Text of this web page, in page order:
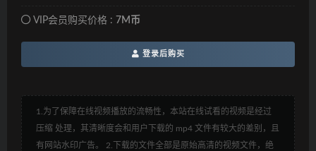
VIP会员购买价格 : 7M币
登录后购买
1.为了保障在线视频播放的流畅性，本站在线试看的视频是经过
压缩 处理，其清晰度会和用户下载的 mp4 文件有较大的差别，且
有网站水印广告。 2.下载的文件全部是原始高清的视频文件，绝